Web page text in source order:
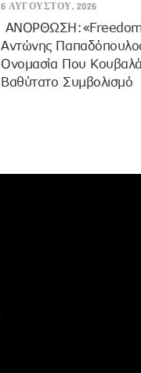
6 ΑΥΓΟΎΣΤΟΥ, 2026
Αντώνης
Ονομασία Που
Βαθύτατο Συμβολισμό